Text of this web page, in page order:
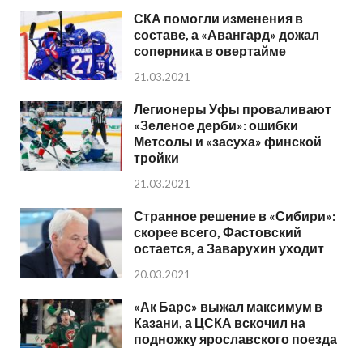
СКА помогли изменения в
составе, а «Авангард» дожал
соперника в овертайме
21.03.2021
Легионеры Уфы проваливают
«Зеленое дерби»: ошибки
Метсолы и «засуха» финской
тройки
21.03.2021
Странное решение в «Сибири»:
скорее всего, Фастовский
остается, а Заварухин уходит
20.03.2021
«Ак Барс» выжал максимум в
Казани, а ЦСКА вскочил на
подножку ярославского поезда